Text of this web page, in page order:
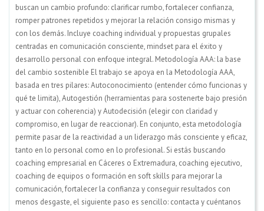
buscan un cambio profundo: clarificar rumbo, fortalecer confianza,
romper patrones repetidos y mejorar la relación consigo mismas y
con los demás. Incluye coaching individual y propuestas grupales
centradas en comunicación consciente, mindset para el éxito y
desarrollo personal con enfoque integral. Metodología AAA: la base
del cambio sostenible El trabajo se apoya en la Metodología AAA,
basada en tres pilares: Autoconocimiento (entender cómo funcionas y
qué te limita), Autogestión (herramientas para sostenerte bajo presión
y actuar con coherencia) y Autodecisión (elegir con claridad y
compromiso, en lugar de reaccionar). En conjunto, esta metodología
permite pasar de la reactividad a un liderazgo más consciente y eficaz,
tanto en lo personal como en lo profesional. Si estás buscando
coaching empresarial en Cáceres o Extremadura, coaching ejecutivo,
coaching de equipos o formación en soft skills para mejorar la
comunicación, fortalecer la confianza y conseguir resultados con
menos desgaste, el siguiente paso es sencillo: contacta y cuéntanos